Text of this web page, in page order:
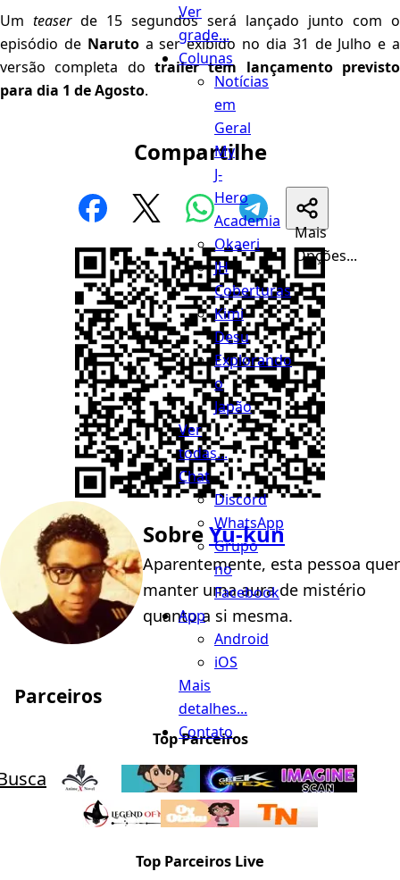
Ver
grade...
Colunas
Notícias
em
Geral
My
J-
Hero
Academia
Okaeri
JH
Coberturas
Kimi
Desu
Explorando
o
Japão
Ver
todas...
Chat
Discord
WhatsApp
Grupo
no
Facebook
App
Android
iOS
Mais
detalhes...
Contato
Um teaserde 15 segundos será lançado junto com o
episódio de Narutoa ser exibido no dia 31 de Julho e a
versão completa do trailer tem lançamento previsto
para dia 1 de Agosto.
Compartilhe
Mais
Opções...
SobreYu-kun
Aparentemente, esta pessoa quer
manter uma aura de mistério
quanto a si mesma.
Parceiros
Top Parceiros
Top Parceiros Live